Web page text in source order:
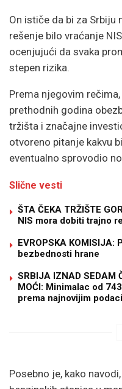
On ističe da bi za Srbiju
rešenje bilo vraćanje
ocenjujući da svaka
stepen rizika.
Prema njegovim
prethodnih godina
tržišta i značajne
otvoreno pitanje kakvu
eventualno sprovodio
Slične vesti
ŠTA ČEKA TRŽIŠTE
NIS mora dobiti trajno
EVROPSKA
bezbednosti hrane
SRBIJA IZNAD SEDAM
MOĆI: Minimalac od
prema najnovijim
Posebno je, kako